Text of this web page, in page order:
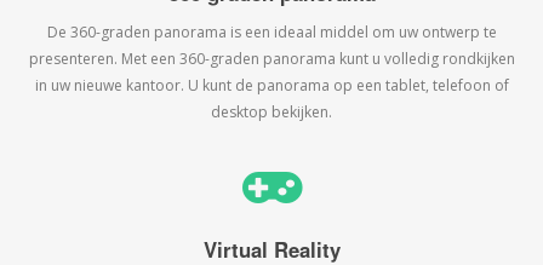
De 360-graden panorama is een ideaal middel om uw ontwerp te
presenteren. Met een 360-graden panorama kunt u volledig rondkijken
in uw nieuwe kantoor. U kunt de panorama op een tablet, telefoon of
desktop bekijken.
Virtual Reality